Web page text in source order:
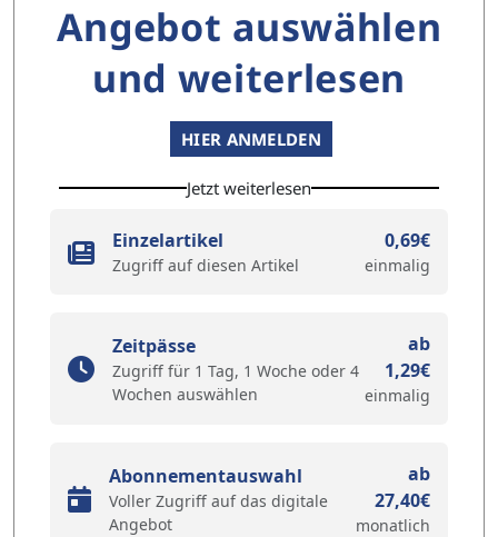
Angebot auswählen
und weiterlesen
HIER ANMELDEN
Jetzt weiterlesen
Einzelartikel
Zugriff auf diesen Artikel
0,69€
einmalig
Zeitpässe
Zugriff für 1 Tag, 1 Woche oder 4
Wochen auswählen
ab
1,29€
einmalig
Abonnementauswahl
Voller Zugriff auf das digitale
Angebot
ab
27,40€
monatlich